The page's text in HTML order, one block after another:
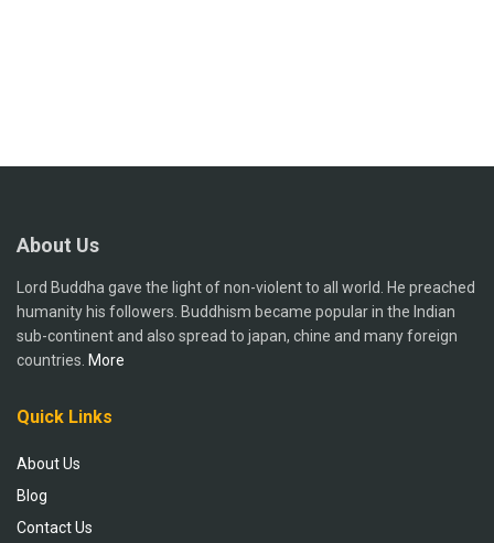
About Us
Lord Buddha gave the light of non-violent to all world. He preached
humanity his followers. Buddhism became popular in the Indian
sub-continent and also spread to japan, chine and many foreign
countries. More
Quick Links
About Us
Blog
Contact Us